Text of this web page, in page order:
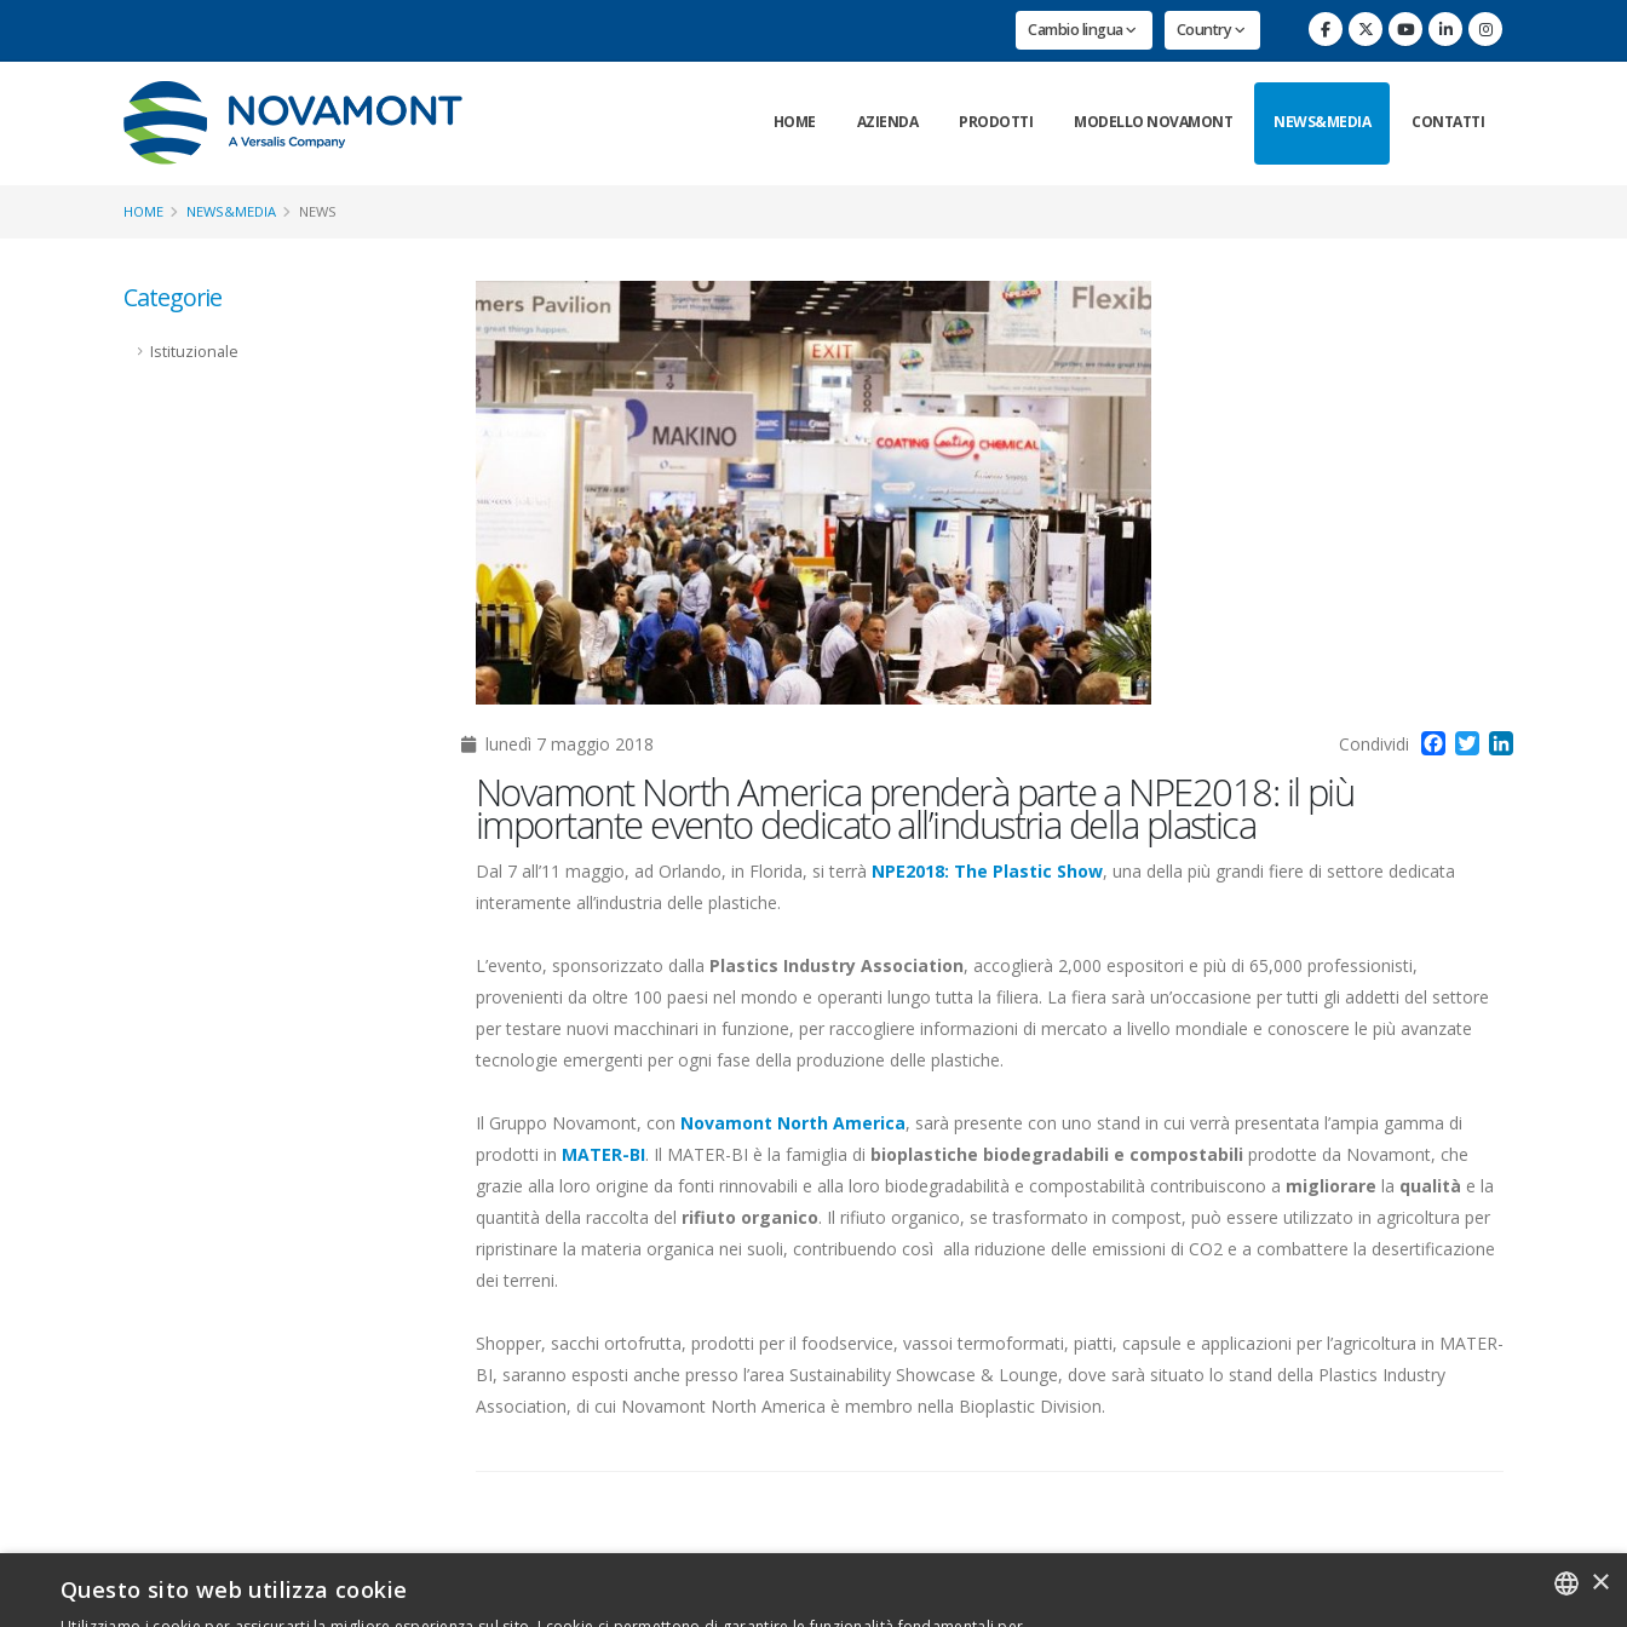
Cambio lingua Country
HOME AZIENDA PRODOTTI MODELLO NOVAMONT NEWS&MEDIA CONTATTI
HOME NEWS&MEDIA NEWS
Categorie
Istituzionale
lunedì 7 maggio 2018 Facebook
Twitter
Condividi
Novamont North America prenderà parte a NPE2018: il più
importante evento dedicato all’industria della plastica
Dal 7 all’11 maggio, ad Orlando, in Florida, si terrà NPE2018: The Plastic Show, una della più grandi fiere di settore dedicata
interamente all’industria delle plastiche.
L’evento, sponsorizzato dalla Plastics Industry Association, accoglierà 2,000 espositori e più di 65,000 professionisti,
provenienti da oltre 100 paesi nel mondo e operanti lungo tutta la filiera. La fiera sarà un’occasione per tutti gli addetti del settore
per testare nuovi macchinari in funzione, per raccogliere informazioni di mercato a livello mondiale e conoscere le più avanzate
tecnologie emergenti per ogni fase della produzione delle plastiche.
Il Gruppo Novamont, con Novamont North America, sarà presente con uno stand in cui verrà presentata l’ampia gamma di
prodotti in MATER-BI. Il MATER-BI è la famiglia di bioplastiche biodegradabili e compostabili prodotte da Novamont, che
grazie alla loro origine da fonti rinnovabili e alla loro biodegradabilità e compostabilità contribuiscono a migliorare la qualità e la
quantità della raccolta del rifiuto organico. Il rifiuto organico, se trasformato in compost, può essere utilizzato in agricoltura per
ripristinare la materia organica nei suoli, contribuendo così alla riduzione delle emissioni di CO2 e a combattere la desertificazione
dei terreni.
Shopper, sacchi ortofrutta, prodotti per il foodservice, vassoi termoformati, piatti, capsule e applicazioni per l’agricoltura in MATER-
BI, saranno esposti anche presso l’area Sustainability Showcase & Lounge, dove sarà situato lo stand della Plastics Industry
Association, di cui Novamont North America è membro nella Bioplastic Division.
×
Questo sito web utilizza cookie